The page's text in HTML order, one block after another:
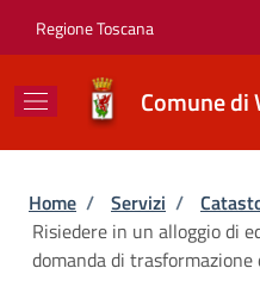
Regione Toscana
Comune di
Briciole di
Home / Servizi /
Risiedere in un alloggio di
domanda di